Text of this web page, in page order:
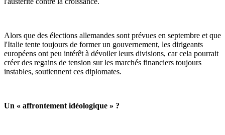
Alors que des élections allemandes sont prévues en septembre et que
l'Italie tente toujours de former un gouvernement, les dirigeants
européens ont peu intérêt à dévoiler leurs divisions, car cela pourrait
créer des regains de tension sur les marchés financiers toujours
instables, soutiennent ces diplomates.
Un « affrontement idéologique » ?